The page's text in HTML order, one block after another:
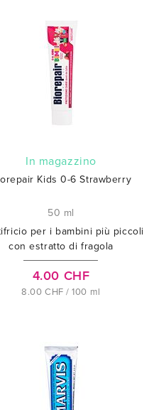
In magazzino
Kids 0-6 Strawberry
50 ml
per i bambini più piccoli
con estratto di fragola
4.00 CHF
8.00 CHF / 100 ml